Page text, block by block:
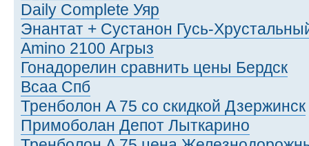
Daily Complete Уяр
Энантат + Сустанон Гусь-
Amino 2100 Агрыз
Гонадорелин сравнить цены Бердск
Bcaa Спб
Тренболон A 75 со скидкой Дзержинск
Примоболан Депот Лыткарино